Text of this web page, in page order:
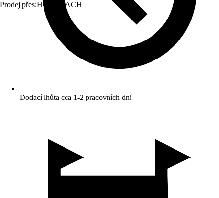
Prodej přes:HORNBACH
Dodací lhůta cca 1-2 pracovních dní